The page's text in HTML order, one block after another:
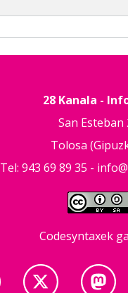
28 Kanala -
San Esteban
Tolosa
Tel: 943 69 89 35 -
Codesyntaxek